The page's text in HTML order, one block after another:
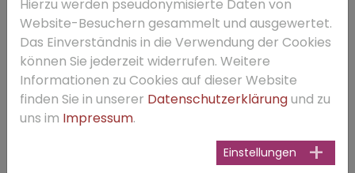
Woyzeck - eine Interpretation des DS-Kurses der
Stufe 13 von Frau Lange in 2016
Hierzu werden pseudonymisierte Daten von
Website-Besuchern gesammelt und ausgewertet.
Das Einverständnis in die Verwendung der Cookies
können Sie jederzeit widerrufen. Weitere
Informationen zu Cookies auf dieser Website
finden Sie in unserer Datenschutzerklärungund zu
uns im Impressum.
Einstellungen